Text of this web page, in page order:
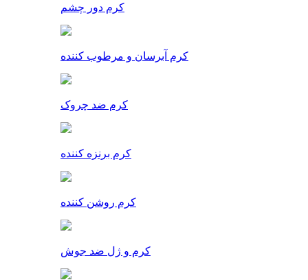
کرم دور چشم
کرم آبرسان و مرطوب کننده
کرم ضد چروک
کرم برنزه کننده
کرم روشن کننده
کرم و ژل ضد جوش